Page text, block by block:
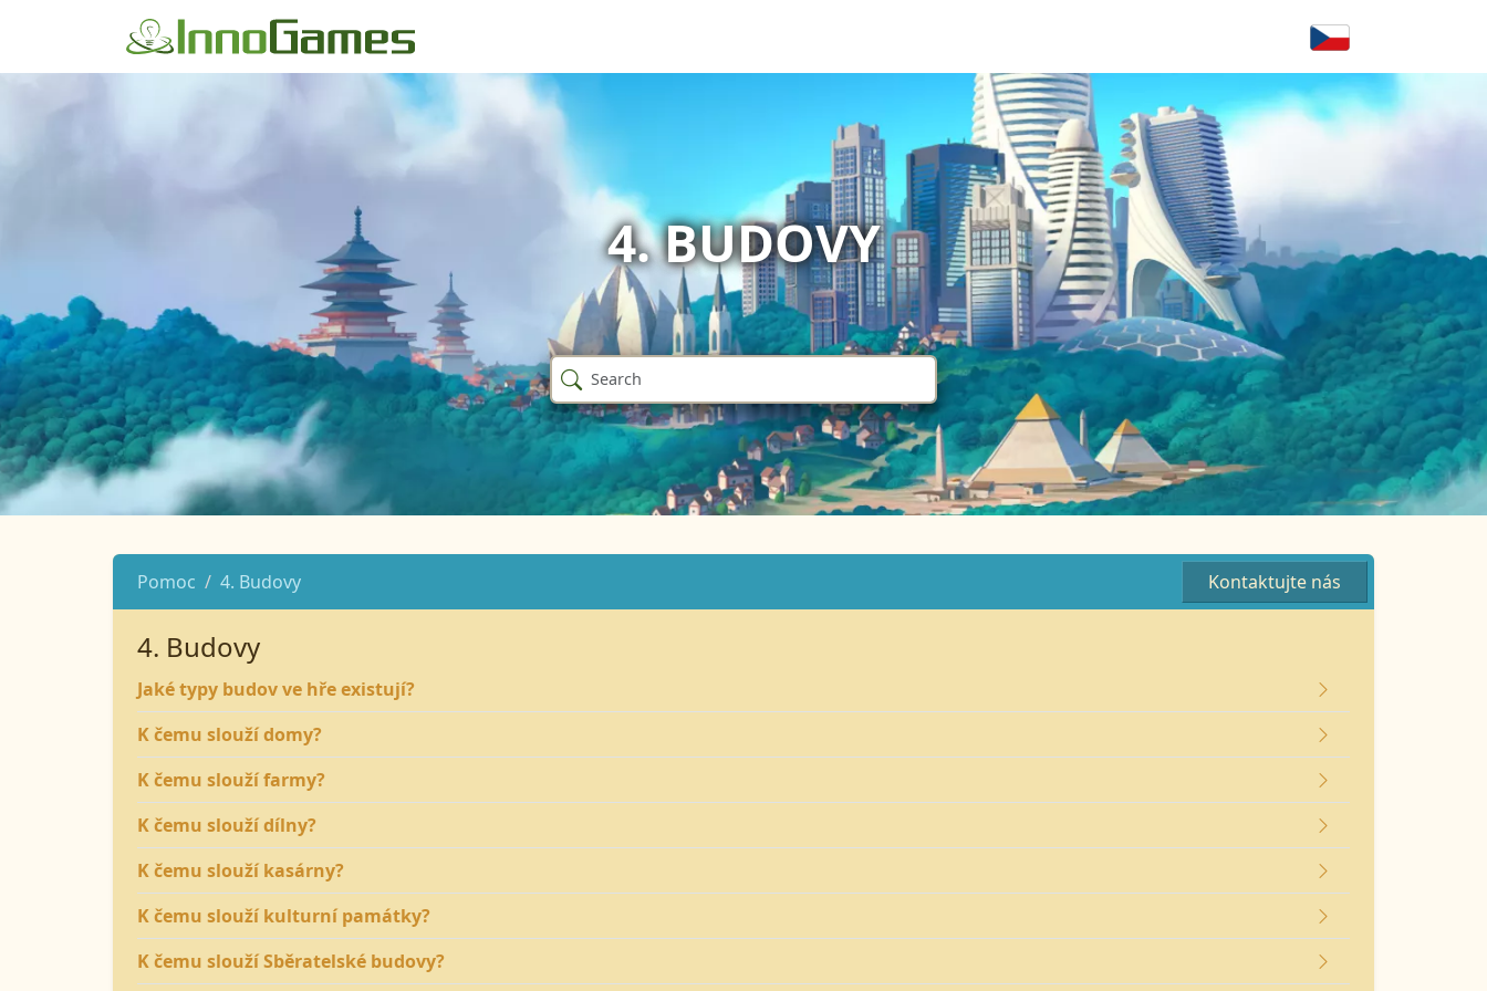
4. BUDOVY
Pomoc 4. Budovy Kontaktujte nás
4. Budovy
Jaké typy budov ve hře existují?
K čemu slouží domy?
K čemu slouží farmy?
K čemu slouží dílny?
K čemu slouží kasárny?
K čemu slouží kulturní památky?
K čemu slouží Sběratelské budovy?